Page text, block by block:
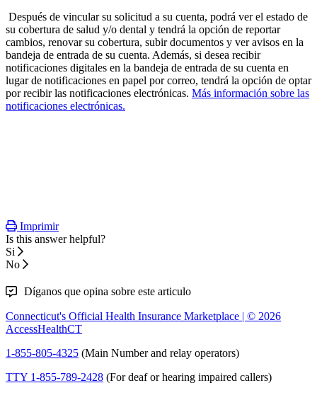
Después de vincular su solicitud a su cuenta, podrá ver el estado de
su cobertura de salud y/o dental y tendrá la opción de reportar
cambios, renovar su cobertura, subir documentos y ver avisos en la
bandeja de entrada de su cuenta. Además, si desea recibir
notificaciones digitales en la bandeja de entrada de su cuenta en
lugar de notificaciones en papel por correo, tendrá la opción de optar
por recibir las notificaciones electrónicas. Más información sobre las
notificaciones electrónicas.
Imprimir
Is this answer helpful?
Si
No
Díganos que opina sobre este articulo
Connecticut's Official Health Insurance Marketplace | © 2026
AccessHealthCT
1-855-805-4325 (Main Number and relay operators)
TTY 1-855-789-2428 (For deaf or hearing impaired callers)